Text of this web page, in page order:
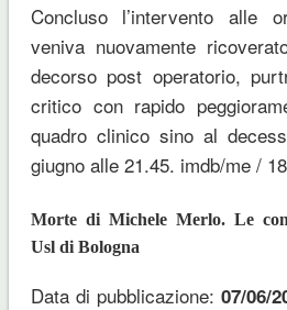
Concluso l’intervento alle
veniva nuovamente
decorso post operatorio,
critico con rapido
quadro clinico sino al
giugno alle 21.45. imdb/me /
Morte di Michele Merlo. Le
Usl di Bologna
Data di pubblicazione: 07/06/